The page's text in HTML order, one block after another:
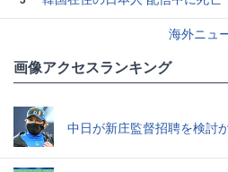
海外ニュ
画像アクセスランキング
中日が新庄監督招聘を検討